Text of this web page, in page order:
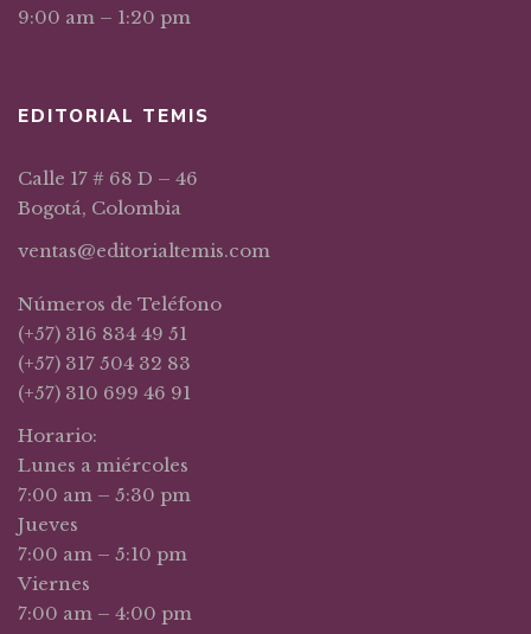
9:00 am – 1:20 pm
EDITORIAL TEMIS
Calle 17 # 68 D – 46
Bogotá, Colombia
ventas@editorialtemis.com
Números de Teléfono
(+57) 316 834 49 51
(+57) 317 504 32 83
(+57) 310 699 46 91
Horario:
Lunes a miércoles
7:00 am – 5:30 pm
Jueves
7:00 am – 5:10 pm
Viernes
7:00 am – 4:00 pm